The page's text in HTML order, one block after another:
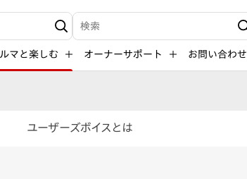
検索キーワード入力
マと楽しむ オーナーサポート お問い合わせ
ユーザーズボイスとは